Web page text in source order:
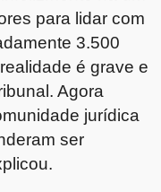
para lidar com
3.500
é grave e
Agora
jurídica
ser